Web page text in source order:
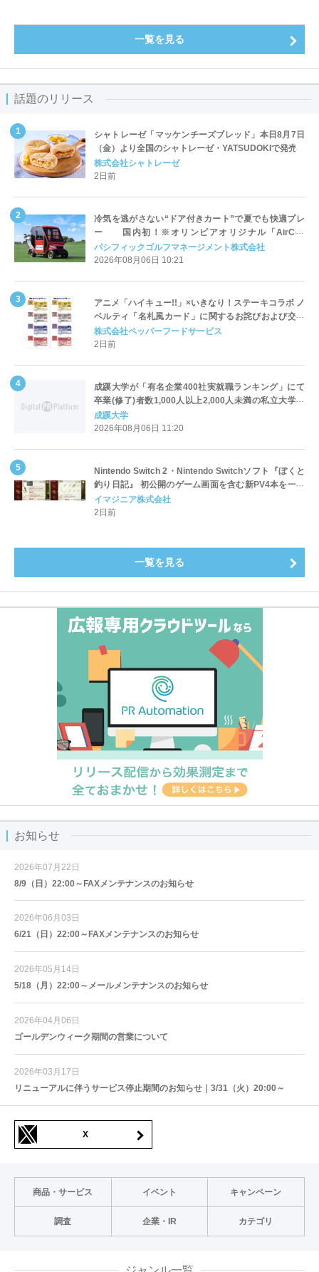
一覧を見る
話題のリリース
シャトレーゼ「マッケンチーズブレッド」本日8月7日
（金）より全国のシャトレーゼ・YATSUDOKIで発売
株式会社シャトレーゼ
2日前
冷気を逃がさない“ドア付きカート”で夏でも快適プレ
ー 国内初！※オリンピアオリジナル「AirCon
Cart（エアコンカート）」導入 | ＰＧＭ
パシフィックゴルフマネージメント株式会社
2026年08月06日 10:21
アニメ「ハイキュー!!」×いきなり！ステーキコラボ ノ
ベルティ「名札風カード」に関するお詫びおよび交換
対応についてのご案内
株式会社ペッパーフードサービス
2日前
成蹊大学が「有名企業400社実就職ランキング」にて
卒業(修了)者数1,000人以上2,000人未満の私立大学で
全国第1位を獲得！～実就職率は26.5%（前年比＋
4.3pt）に伸長、東京の私立大学でも10位にランクイン
成蹊大学
2026年08月06日 11:20
Nintendo Switch 2・Nintendo Switchソフト『ぼくと
釣り日記』 初公開のゲーム画面を含む新PV4本を一挙
公開！
イマジニア株式会社
2日前
一覧を見る
お知らせ
2026年07月22日
8/9（日）22:00～FAXメンテナンスのお知らせ
2026年06月03日
6/21（日）22:00～FAXメンテナンスのお知らせ
2026年05月14日
5/18（月）22:00～メールメンテナンスのお知らせ
2026年04月06日
ゴールデンウィーク期間の営業について
2026年03月17日
リニューアルに伴うサービス停止期間のお知らせ｜3/31（火）20:00～
X
商品・サービス イベント キャンペーン
調査 企業・IR カテゴリ